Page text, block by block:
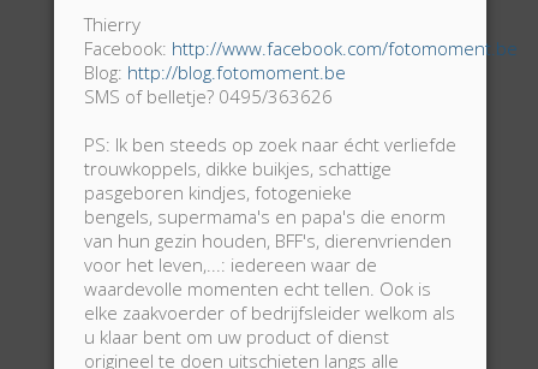
Thierry
Facebook: http://www.facebook.com/fotomoment.be
Blog: http://blog.fotomoment.be
SMS of belletje? 0495/363626
PS: Ik ben steeds op zoek naar écht verliefde
trouwkoppels, dikke buikjes, schattige
pasgeboren kindjes, fotogenieke
bengels, supermama's en papa's die enorm
van hun gezin houden, BFF's, dierenvrienden
voor het leven,...: iedereen waar de
waardevolle momenten echt tellen. Ook is
elke zaakvoerder of bedrijfsleider welkom als
u klaar bent om uw product of dienst
origineel te doen uitschieten langs alle
voorafgaandelijke schriftelijke toestemming! Fotomoment is een
geregistreerde merknaam! (c) Fotomoment - Thierry Botten
Fotograaf-Photographe Jouw foto's-Vos Photos
Contact